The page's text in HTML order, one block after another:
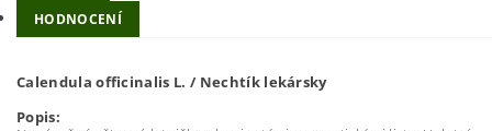
HODNOCENÍ
Calendula officinalis L. / Nechtík lekársky
Popis: